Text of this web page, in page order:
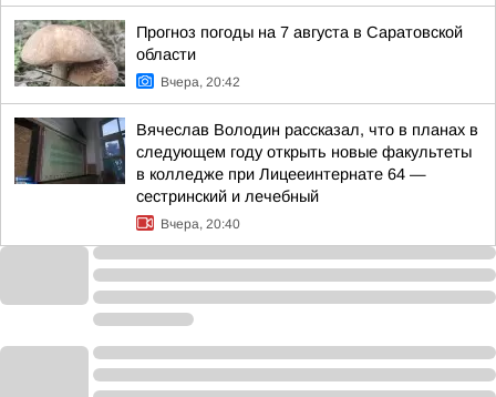
Прогноз погоды на 7 августа в Саратовской
области
Вчера, 20:42
Вячеслав Володин рассказал, что в планах в
следующем году открыть новые факультеты
в колледже при Лицееинтернате 64 —
сестринский и лечебный
Вчера, 20:40